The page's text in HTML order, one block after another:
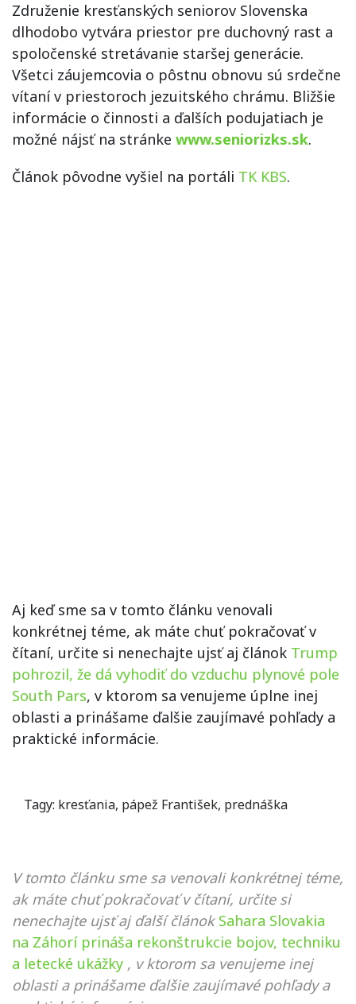
Združenie kresťanských seniorov Slovenska
dlhodobo vytvára priestor pre duchovný rast a
spoločenské stretávanie staršej generácie.
Všetci záujemcovia o pôstnu obnovu sú srdečne
vítaní v priestoroch jezuitského chrámu. Bližšie
informácie o činnosti a ďalších podujatiach je
možné nájsť na stránke www.seniorizks.sk.
Článok pôvodne vyšiel na portáli TK KBS.
Aj keď sme sa v tomto článku venovali
konkrétnej téme, ak máte chuť pokračovať v
čítaní, určite si nenechajte ujsť aj článok Trump
pohrozil, že dá vyhodiť do vzduchu plynové pole
South Pars, v ktorom sa venujeme úplne inej
oblasti a prinášame ďalšie zaujímavé pohľady a
praktické informácie.
Tagy: kresťania, pápež František, prednáška
V tomto článku sme sa venovali konkrétnej téme,
ak máte chuť pokračovať v čítaní, určite si
nenechajte ujsť aj ďalší článok Sahara Slovakia
na Záhorí prináša rekonštrukcie bojov, techniku
a letecké ukážky , v ktorom sa venujeme inej
oblasti a prinášame ďalšie zaujímavé pohľady a